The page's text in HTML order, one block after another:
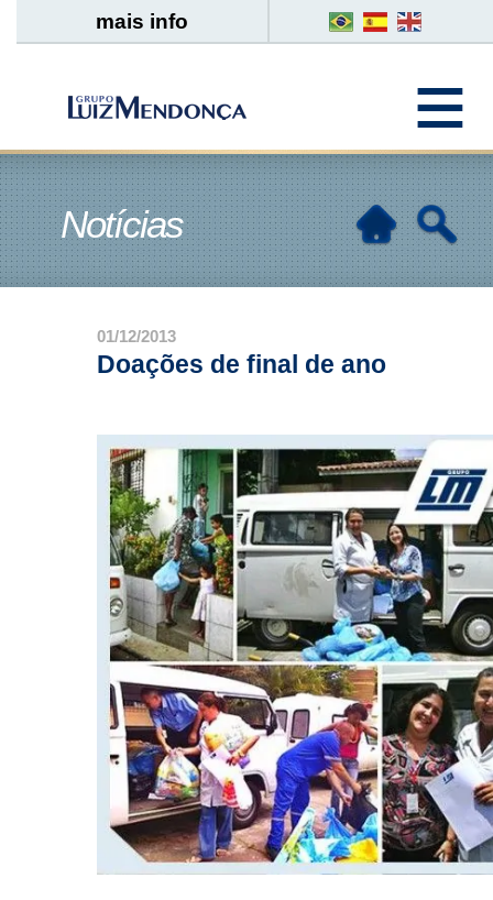
mais info
Notícias
01/12/2013
Doações de final de ano